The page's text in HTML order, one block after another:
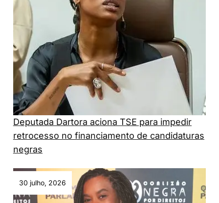
Deputada Dartora aciona TSE para impedir
retrocesso no financiamento de candidaturas
negras
30 julho, 2026